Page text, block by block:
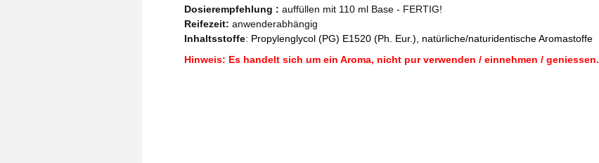
Dosierempfehlung : auffüllen mit 110 ml Base - FERTIG!
Reifezeit: anwenderabhängig
Inhaltsstoffe: Propylenglycol (PG) E1520 (Ph. Eur.), natürliche/naturidentische Aromastoffe
Hinweis: Es handelt sich um ein Aroma, nicht pur verwenden / einnehmen / geniessen.